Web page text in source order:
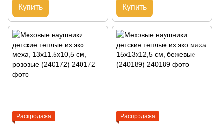
Купить Купить
Распродажа Распродажа